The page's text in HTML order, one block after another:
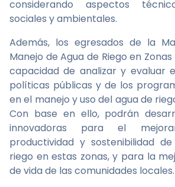
considerando aspectos
sociales y ambientales.
Además, los egresados de la
Manejo de Agua de Riego en
capacidad de analizar y evaluar
políticas públicas y de los
en el manejo y uso del agua de
Con base en ello, podrán
innovadoras para el
productividad y sostenibilidad
riego en estas zonas, y para la
de vida de las comunidades locales.